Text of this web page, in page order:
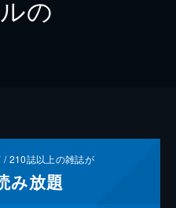
の
/210誌以上の雑誌が
み放題